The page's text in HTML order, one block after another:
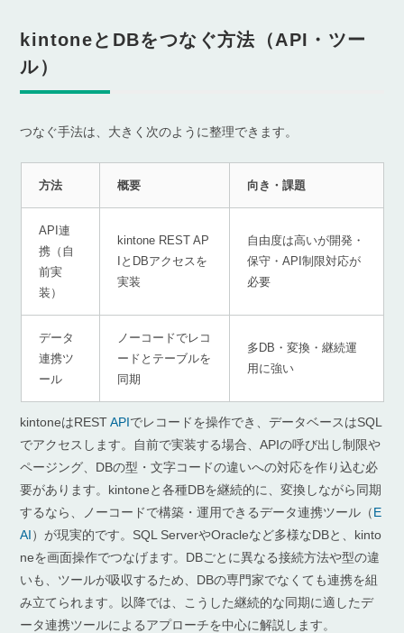
kintoneとDBをつなぐ方法（API・ツー
ル）
つなぐ手法は、大きく次のように整理できます。
方法 概要 向き・課題
API連
携（自
前実
装）
kintone REST AP
IとDBアクセスを
実装
自由度は高いが開発・
保守・API制限対応が
必要
データ
連携ツ
ール
ノーコードでレコ
ードとテーブルを
同期
多DB・変換・継続運
用に強い
kintoneはRESTAPIでレコードを操作でき、データベースはSQL
でアクセスします。自前で実装する場合、APIの呼び出し制限や
ページング、DBの型・文字コードの違いへの対応を作り込む必
要があります。kintoneと各種DBを継続的に、変換しながら同期
するなら、ノーコードで構築・運用できるデータ連携ツール（E
AI）が現実的です。SQL ServerやOracleなど多様なDBと、kinto
neを画面操作でつなげます。DBごとに異なる接続方法や型の違
いも、ツールが吸収するため、DBの専門家でなくても連携を組
み立てられます。以降では、こうした継続的な同期に適したデ
ータ連携ツールによるアプローチを中心に解説します。